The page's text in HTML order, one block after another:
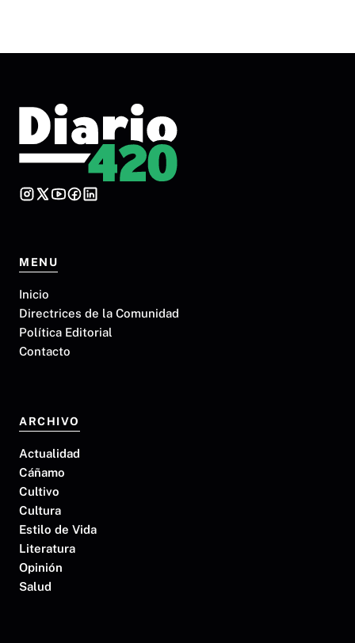
MENU
Inicio
Directrices de la Comunidad
Política Editorial
Contacto
ARCHIVO
Actualidad
Cáñamo
Cultivo
Cultura
Estilo de Vida
Literatura
Opinión
Salud